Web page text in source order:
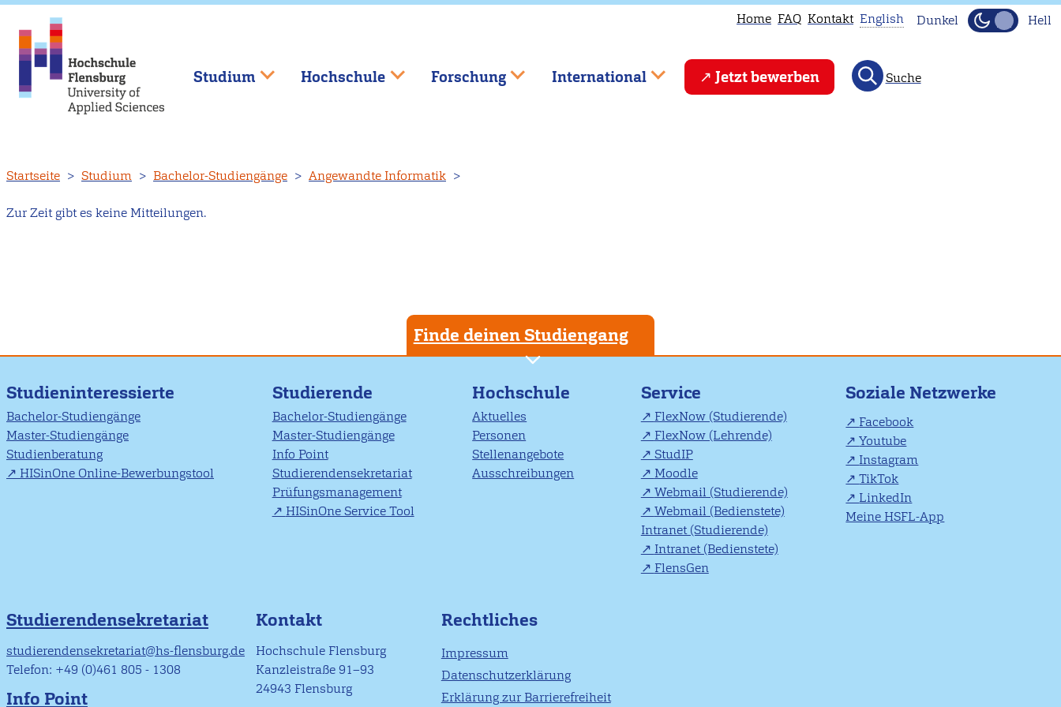
zum
Inhalt
Home FAQ Kontakt
This
page
instead.
English Dunkel Hell
Studium Hochschule Forschung International Jetzt bewerben Suche
Startseite Studium Bachelor-Studiengänge Angewandte Informatik
Zur Zeit gibt es keine Mitteilungen.
Finde deinen Studiengang
Studieninteressierte
Bachelor-Studiengänge
Master-Studiengänge
Studienberatung
HISinOne Online-Bewerbungstool
Studierende
Bachelor-Studiengänge
Master-Studiengänge
Info Point
Studierendensekretariat
Prüfungsmanagement
HISinOne Service Tool
Hochschule
Aktuelles
Personen
Stellenangebote
Ausschreibungen
Service
FlexNow (Studierende)
FlexNow (Lehrende)
StudIP
Moodle
Webmail (Studierende)
Webmail (Bedienstete)
Intranet (Studierende)
Intranet (Bedienstete)
FlensGen
Soziale Netzwerke
Facebook
Youtube
Instagram
TikTok
LinkedIn
Meine HSFL-App
Studierendensekretariat
studierendensekretariat@hs-flensburg.de
Telefon: +49 (0)461 805 - 1308
Info Point
Kontakt
Hochschule Flensburg
Kanzleistraße 91–93
24943 Flensburg
Rechtliches
Impressum
Datenschutzerklärung
Erklärung zur Barrierefreiheit